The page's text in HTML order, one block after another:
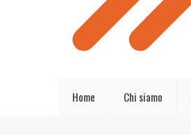
Home Chi siamo